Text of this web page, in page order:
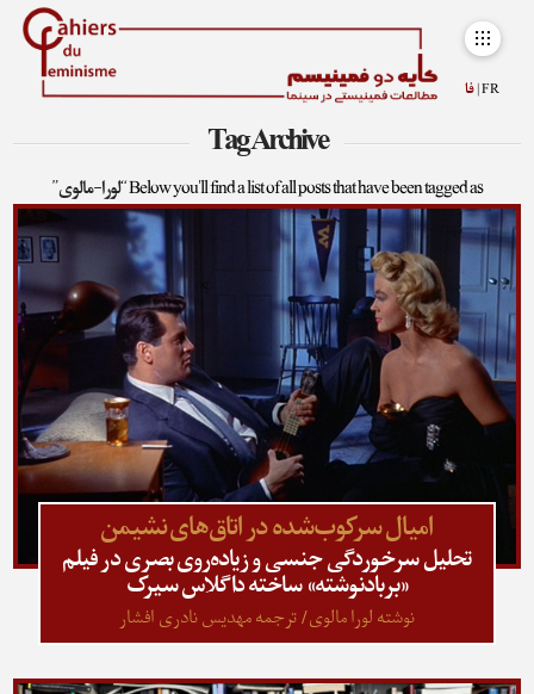
FR | فا
Tag Archive
Below you'll find a list of all posts that have been tagged as“لورا-مالوی”
امیال سرکوب‌شده در اتاق‌های نشیمن
تحلیل سرخوردگی جنسی و زیاده‌روی بصری در فیلم
«بربادنوشته» ساخته داگلاس سیرک
نوشته لورا مالوی/ ترجمه مهدیس نادری افشار